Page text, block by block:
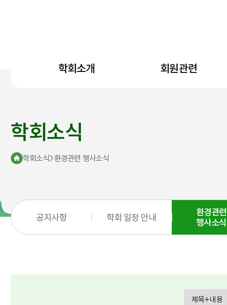
학회소개 회원관련
학회소식
학회소식>환경관련 행사소식
공지사항 학회 일정 안내
환경관련
행사소식